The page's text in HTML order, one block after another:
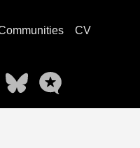
CV